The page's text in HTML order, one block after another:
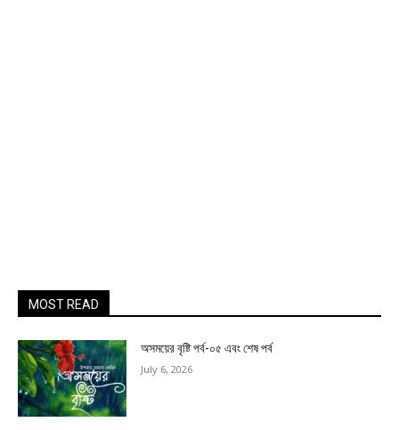
MOST READ
অসময়ের বৃষ্টি পর্ব-০৫ এবং শেষ পর্ব
July 6, 2026